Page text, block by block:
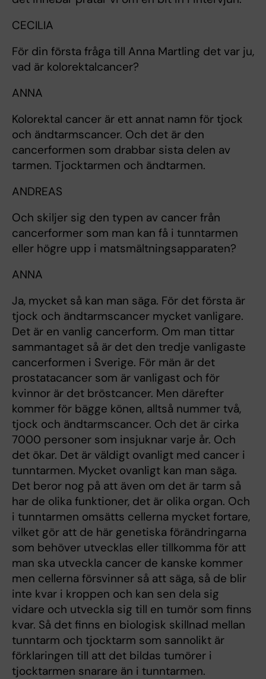
CECILIA
För din första fråga till Anna Martling det var ju,
vad är kolorektalcancer?
ANNA
Kolorektal cancer är ett annat namn för tjock
och ändtarmscancer. Och det är den
cancerformen som drabbar sista delen av
tarmen. Tjocktarmen och ändtarmen.
ANDREAS
Och skiljer sig den typen av cancer från
cancerformer som man kan få i tunntarmen
eller högre upp i matsmältningsapparaten?
ANNA
Ja, mycket så kan man säga. För det första är
tjock och ändtarmscancer mycket vanligare.
Det är en vanlig cancerform. Om man tittar
sammantaget så är det den tredje vanligaste
cancerformen i Sverige. För män är det
prostatacancer som är vanligast och för
kvinnor är det bröstcancer. Men därefter
kommer för bägge könen, alltså nummer två,
tjock och ändtarmscancer. Och det är cirka
7000 personer som insjuknar varje år. Och
det ökar. Det är väldigt ovanligt med cancer i
tunntarmen. Mycket ovanligt kan man säga.
Det beror nog på att även om det är tarm så
har de olika funktioner, det är olika organ. Och
i tunntarmen omsätts cellerna mycket fortare,
vilket gör att de här genetiska förändringarna
som behöver utvecklas eller tillkomma för att
man ska utveckla cancer de kanske kommer
men cellerna försvinner så att säga, så de blir
inte kvar i kroppen och kan sen dela sig
vidare och utveckla sig till en tumör som finns
kvar. Så det finns en biologisk skillnad mellan
tunntarm och tjocktarm som sannolikt är
förklaringen till att det bildas tumörer i
tjocktarmen snarare än i tunntarmen.